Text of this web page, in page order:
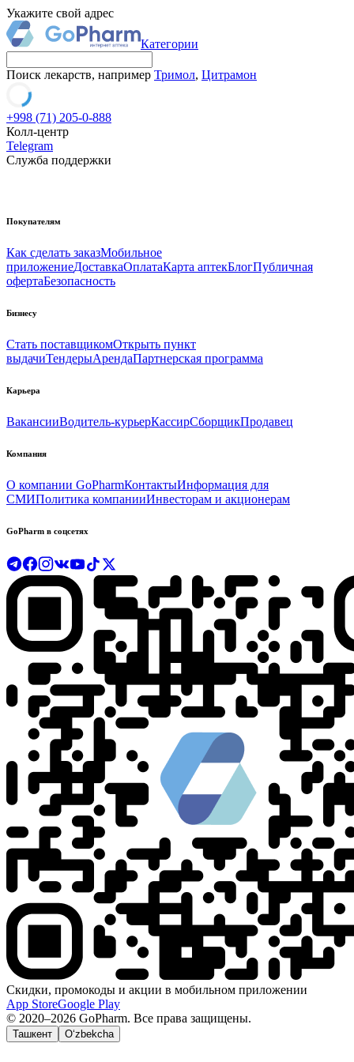
Укажите свой адрес
Категории
Поиск лекарств, например Тримол, Цитрамон
+998 (71) 205-0-888
Колл-центр
Telegram
Служба поддержки
Покупателям
Как сделать заказМобильное
приложениеДоставкаОплатаКарта аптекБлогПубличная
офертаБезопасность
Бизнесу
Стать поставщикомОткрыть пункт
выдачиТендерыАрендаПартнерская программа
Карьера
ВакансииВодитель-курьерКассирСборщикПродавец
Компания
О компании GoPharmКонтактыИнформация для
СМИПолитика компанииИнвесторам и акционерам
GoPharm в соцсетях
Скидки, промокоды и акции в мобильном приложении
App StoreGoogle Play
© 2020–2026 GoPharm. Все права защищены.
Ташкент O‘zbekcha